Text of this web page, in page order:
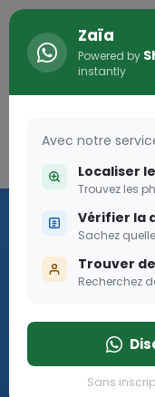
Les aides
Dream
Les aides sociales
Go
Zaïa
Powered by
instantly
Avec notre
Localiser
Trouvez les
Vérifier la
Sachez
Trouver
Recherchez
Sans